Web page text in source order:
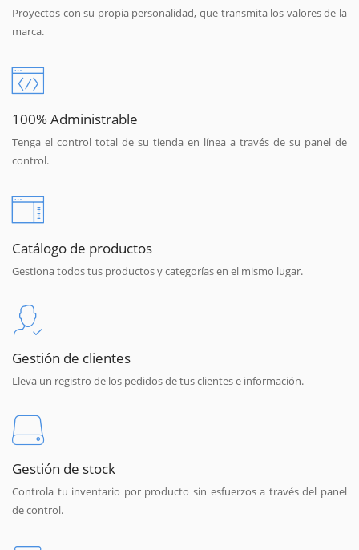
Proyectos con su propia personalidad, que transmita los valores de la
marca.
100% Administrable
Tenga el control total de su tienda en línea a través de su panel de
control.
Catálogo de productos
Gestiona todos tus productos y categorías en el mismo lugar.
Gestión de clientes
Lleva un registro de los pedidos de tus clientes e información.
Gestión de stock
Controla tu inventario por producto sin esfuerzos a través del panel
de control.